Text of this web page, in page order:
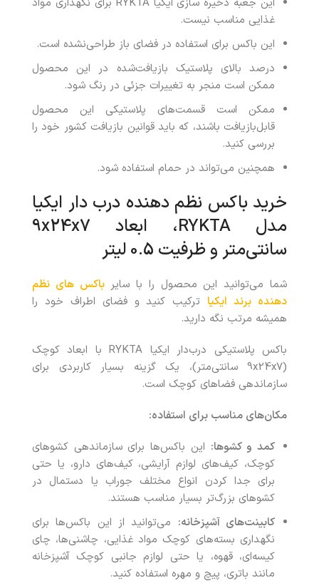
غذایی مناسب نیست.
این باکس برای استفاده در فضای باز طراحی‌نشده است.
درصد بالای پلاستیک بازیافت‌شده در این محصول
ممکن است منجر به تغییرات جزئی در رنگ شود.
ممکن است قسمت‌های پلاستیکی این محصول
قابل‌بازیافت باشند، که باید قوانین بازیافت کشور خود را
بررسی کنید.
همچنین می‌تواند در حمام‌ استفاده شود.
خرید باکس نظم دهنده درب دار ایکیا
مدل RYKTA، ابعاد 9x24x7
سانتی‌متر و ظرفیت 0.5 لیتر
شما می‌توانید این محصول را با سایرباکس های نظم
دهنده برند ایکیاترکیب کنید و فضای اطراف خود را
همیشه مرتب نگه دارید.
باکس پلاستیکی درب‌دار ایکیا RYKTA با ابعاد کوچک
(9x24x7 سانتی‌متر)، یک گزینه بسیار کاربردی برای
سازماندهی فضاهای کوچک است.
مکان‌های مناسب برای استفاده:
کمد و کشوها: این باکس‌ها برای سازماندهی کشوهای
کوچک، کیف‌های لوازم آرایشی، کیف‌های دارو، یا حتی
برای جدا کردن انواع مختلف جوراب‌ یا دستمال‌ در
کشوهای بزرگ‌تر بسیار مناسب هستند.
کابینت‌های آشپزخانه: می‌توانید از این باکس‌ها برای
نگهداری بسته‌های کوچک مواد غذایی، چاشنی‌ها، چای
کیسه‌ای، قهوه، یا حتی لوازم جانبی کوچک آشپزخانه
مانند باتری، پیچ و مهره استفاده کنید.